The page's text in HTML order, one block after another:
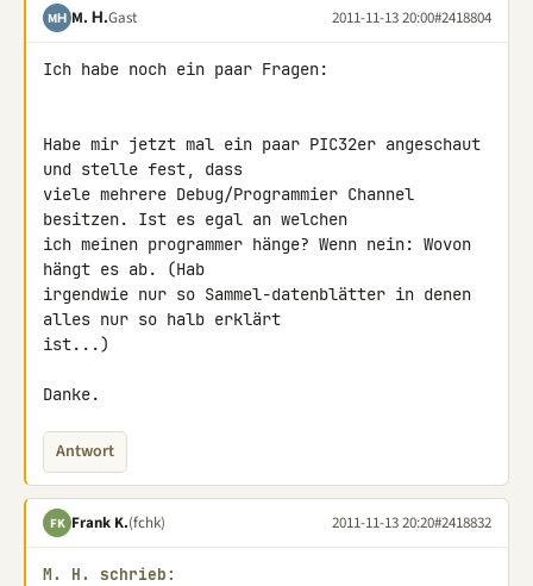
MН M. Н.Gast 2011-11-13 20:00#2418804
Ich habe noch ein paar Fragen:
Habe mir jetzt mal ein paar PIC32er angeschaut
und stelle fest, dass
viele mehrere Debug/Programmier Channel
besitzen. Ist es egal an welchen
ich meinen programmer hänge? Wenn nein: Wovon
hängt es ab. (Hab
irgendwie nur so Sammel-datenblätter in denen
alles nur so halb erklärt
ist...)
Danke.
Antwort
FK Frank K.(fchk) 2011-11-13 20:20#2418832
M. H. schrieb: